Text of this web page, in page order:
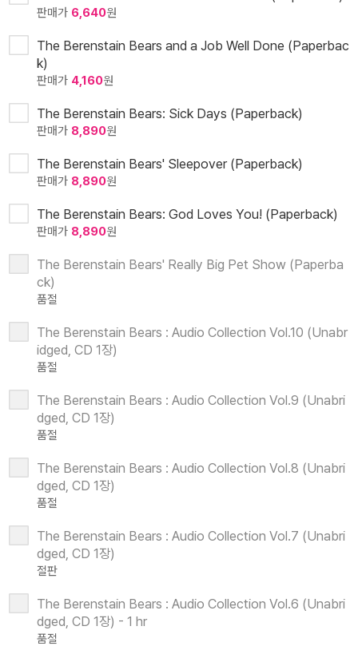
판매가 6,640원
The Berenstain Bears and a Job Well Done (Paperbac
k)
판매가 4,160원
The Berenstain Bears: Sick Days (Paperback)
판매가 8,890원
The Berenstain Bears' Sleepover (Paperback)
판매가 8,890원
The Berenstain Bears: God Loves You! (Paperback)
판매가 8,890원
The Berenstain Bears' Really Big Pet Show (Paperba
ck)
품절
The Berenstain Bears : Audio Collection Vol.10 (Unabr
idged, CD 1장)
품절
The Berenstain Bears : Audio Collection Vol.9 (Unabri
dged, CD 1장)
품절
The Berenstain Bears : Audio Collection Vol.8 (Unabri
dged, CD 1장)
품절
The Berenstain Bears : Audio Collection Vol.7 (Unabri
dged, CD 1장)
절판
The Berenstain Bears : Audio Collection Vol.6 (Unabri
dged, CD 1장) - 1 hr
품절